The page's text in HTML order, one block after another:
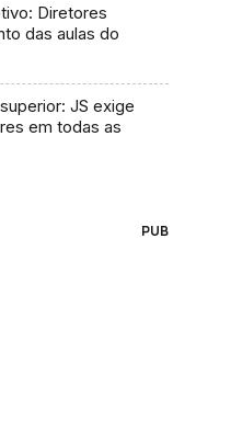
Diretores
das aulas do
JS exige
em todas as
PUB